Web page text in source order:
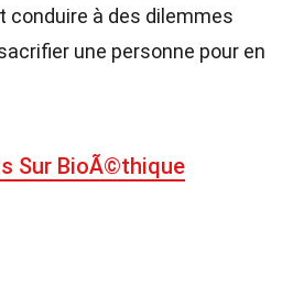
conduire à des dilemmes
une personne pour en
Sur BioÃ©thique